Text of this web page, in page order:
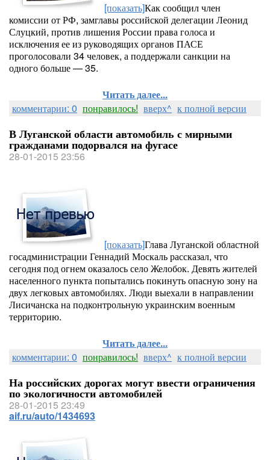
[показать]Как сообщил член
комиссии от РФ, замглавы российской делегации Леонид
Слуцкий, против лишения России права голоса и
исключения ее из руководящих органов ПАСЕ
проголосовали 34 человек, а поддержали санкции на
одного больше — 35.
Читать далее...
комментарии: 0 понравилось! вверх^ к полной версии
В Луганской области автомобиль с мирными
гражданами подорвался на фугасе
28-01-2015 23:56
[показать]Глава Луганской областной
госадминистрации Геннадий Москаль рассказал, что
сегодня под огнем оказалось село Желобок. Девять жителей
населенного пункта попытались покинуть опасную зону на
двух легковых автомобилях. Люди выехали в направлении
Лисичанска на подконтрольную украинским военным
территорию.
Читать далее...
комментарии: 0 понравилось! вверх^ к полной версии
На российских дорогах могут ввести ограничения
по экологичности автомобилей
28-01-2015 23:49
aif.ru/auto/1434693